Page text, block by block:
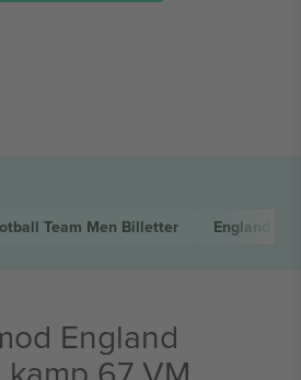
Team Men Billetter England
England